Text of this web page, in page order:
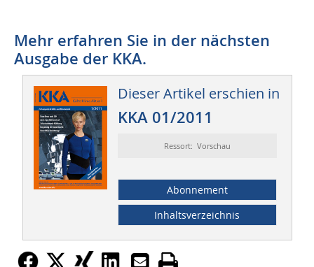
Mehr erfahren Sie in der nächsten
Ausgabe der KKA.
Dieser Artikel erschien in
KKA 01/2011
Ressort: Vorschau
Abonnement
Inhaltsverzeichnis